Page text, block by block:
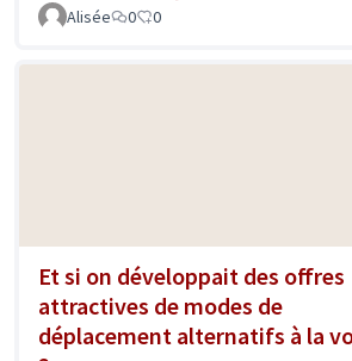
Alisée
0 0
Et si on développait des offres
attractives de modes de
déplacement alternatifs à la